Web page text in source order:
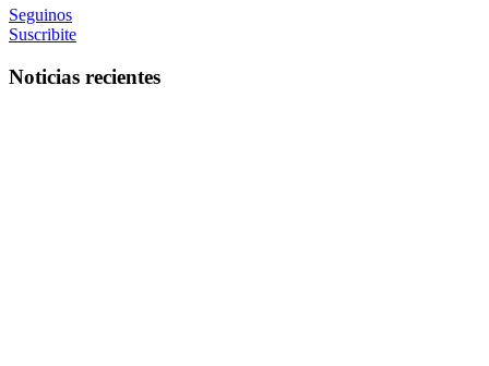
Seguinos
Suscribite
Noticias recientes